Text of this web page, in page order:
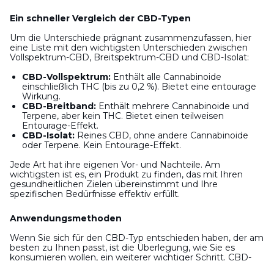
Ein schneller Vergleich der CBD-Typen
Um die Unterschiede prägnant zusammenzufassen, hier
eine Liste mit den wichtigsten Unterschieden zwischen
Vollspektrum-CBD, Breitspektrum-CBD und CBD-Isolat:
CBD-Vollspektrum: Enthält alle Cannabinoide
einschließlich THC (bis zu 0,2 %). Bietet eine entourage
Wirkung.
CBD-Breitband: Enthält mehrere Cannabinoide und
Terpene, aber kein THC. Bietet einen teilweisen
Entourage-Effekt.
CBD-Isolat: Reines CBD, ohne andere Cannabinoide
oder Terpene. Kein Entourage-Effekt.
Jede Art hat ihre eigenen Vor- und Nachteile. Am
wichtigsten ist es, ein Produkt zu finden, das mit Ihren
gesundheitlichen Zielen übereinstimmt und Ihre
spezifischen Bedürfnisse effektiv erfüllt.
Anwendungsmethoden
Wenn Sie sich für den CBD-Typ entschieden haben, der am
besten zu Ihnen passt, ist die Überlegung, wie Sie es
konsumieren wollen, ein weiterer wichtiger Schritt. CBD-